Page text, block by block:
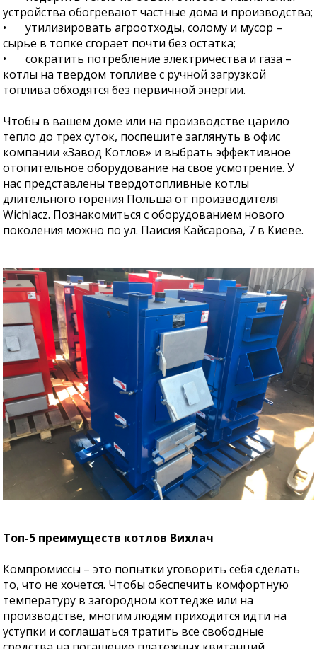
устройства обогревают частные дома и производства;
•
утилизировать агроотходы, солому и мусор –
сырье в топке сгорает почти без остатка;
•
сократить потребление электричества и газа –
котлы на твердом топливе с ручной загрузкой
топлива обходятся без первичной энергии.
Чтобы в вашем доме или на производстве царило
тепло до трех суток, поспешите заглянуть в офис
компании «Завод Котлов» и выбрать эффективное
отопительное оборудование на свое усмотрение. У
нас представлены твердотопливные котлы
длительного горения Польша от производителя
Wichlacz. Познакомиться с оборудованием нового
поколения можно по ул. Паисия Кайсарова, 7 в Киеве.
Топ-5 преимуществ котлов Вихлач
Компромиссы – это попытки уговорить себя сделать
то, что не хочется. Чтобы обеспечить комфортную
температуру в загородном коттедже или на
производстве, многим людям приходится идти на
уступки и соглашаться тратить все свободные